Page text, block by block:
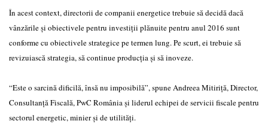
În acest context, directorii de companii energetice trebuie să decidă dacă
vânzările şi obiectivele pentru investiţii plănuite pentru anul 2016 sunt
conforme cu obiectivele strategice pe termen lung. Pe scurt, ei trebuie să
revizuiască strategia, să continue producţia şi să inoveze.
“Este o sarcină dificilă, însă nu imposibilă”, spune Andreea Mitiriţă, Director,
Consultanţă Fiscală, PwC România şi liderul echipei de servicii fiscale pentru
sectorul energetic, minier şi de utilităţi.